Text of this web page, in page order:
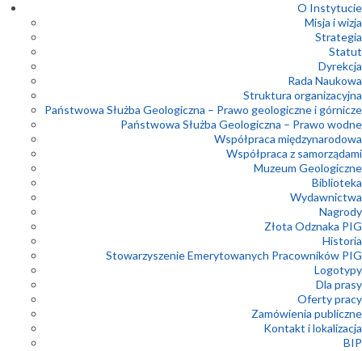
O Instytucie
Misja i wizja
Strategia
Statut
Dyrekcja
Rada Naukowa
Struktura organizacyjna
Państwowa Służba Geologiczna – Prawo geologiczne i górnicze
Państwowa Służba Geologiczna – Prawo wodne
Współpraca międzynarodowa
Współpraca z samorządami
Muzeum Geologiczne
Biblioteka
Wydawnictwa
Nagrody
Złota Odznaka PIG
Historia
Stowarzyszenie Emerytowanych Pracowników PIG
Logotypy
Dla prasy
Oferty pracy
Zamówienia publiczne
Kontakt i lokalizacja
BIP